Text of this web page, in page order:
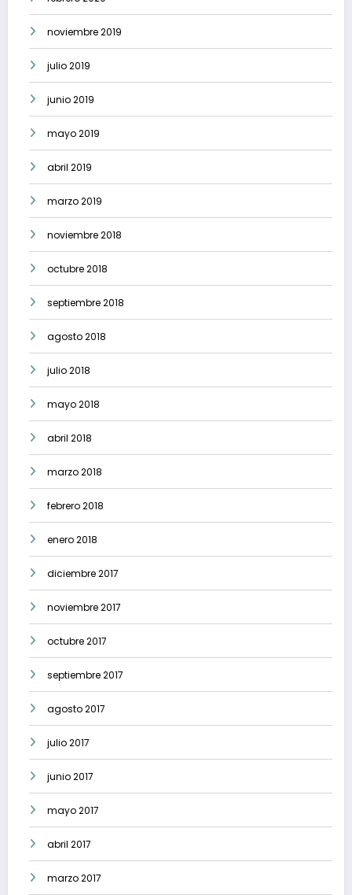
noviembre 2019
julio 2019
junio 2019
mayo 2019
abril 2019
marzo 2019
noviembre 2018
octubre 2018
septiembre 2018
agosto 2018
julio 2018
mayo 2018
abril 2018
marzo 2018
febrero 2018
enero 2018
diciembre 2017
noviembre 2017
octubre 2017
septiembre 2017
agosto 2017
julio 2017
junio 2017
mayo 2017
abril 2017
marzo 2017